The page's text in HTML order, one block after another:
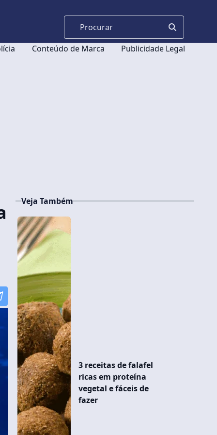
Conteúdo de Marca Publicidade Legal
Veja Também
3 receitas de falafel
ricas em proteína
vegetal e fáceis de
fazer